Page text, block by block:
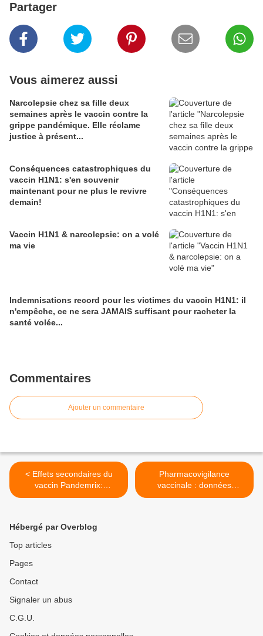
Partager
Vous aimerez aussi
Narcolepsie chez sa fille deux
semaines après le vaccin contre la
grippe pandémique. Elle réclame
justice à présent...
Conséquences catastrophiques du
vaccin H1N1: s'en souvenir
maintenant pour ne plus le revivre
demain!
Vaccin H1N1 & narcolepsie: on a volé
ma vie
Indemnisations record pour les victimes du vaccin H1N1: il
n'empêche, ce ne sera JAMAIS suffisant pour racheter la
santé volée...
Commentaires
Ajouter un commentaire
< Effets secondaires du
vaccin Pandemrix:
l'eurodéputée Michèle
Pharmacovigilance
vaccinale : données
additionnelles sur les
Hébergé par Overblog
Top articles
Pages
Contact
Signaler un abus
C.G.U.